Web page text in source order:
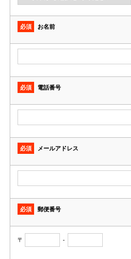
必須 お名前
必須 電話番号
必須 メールアドレス
必須 郵便番号
〒 -